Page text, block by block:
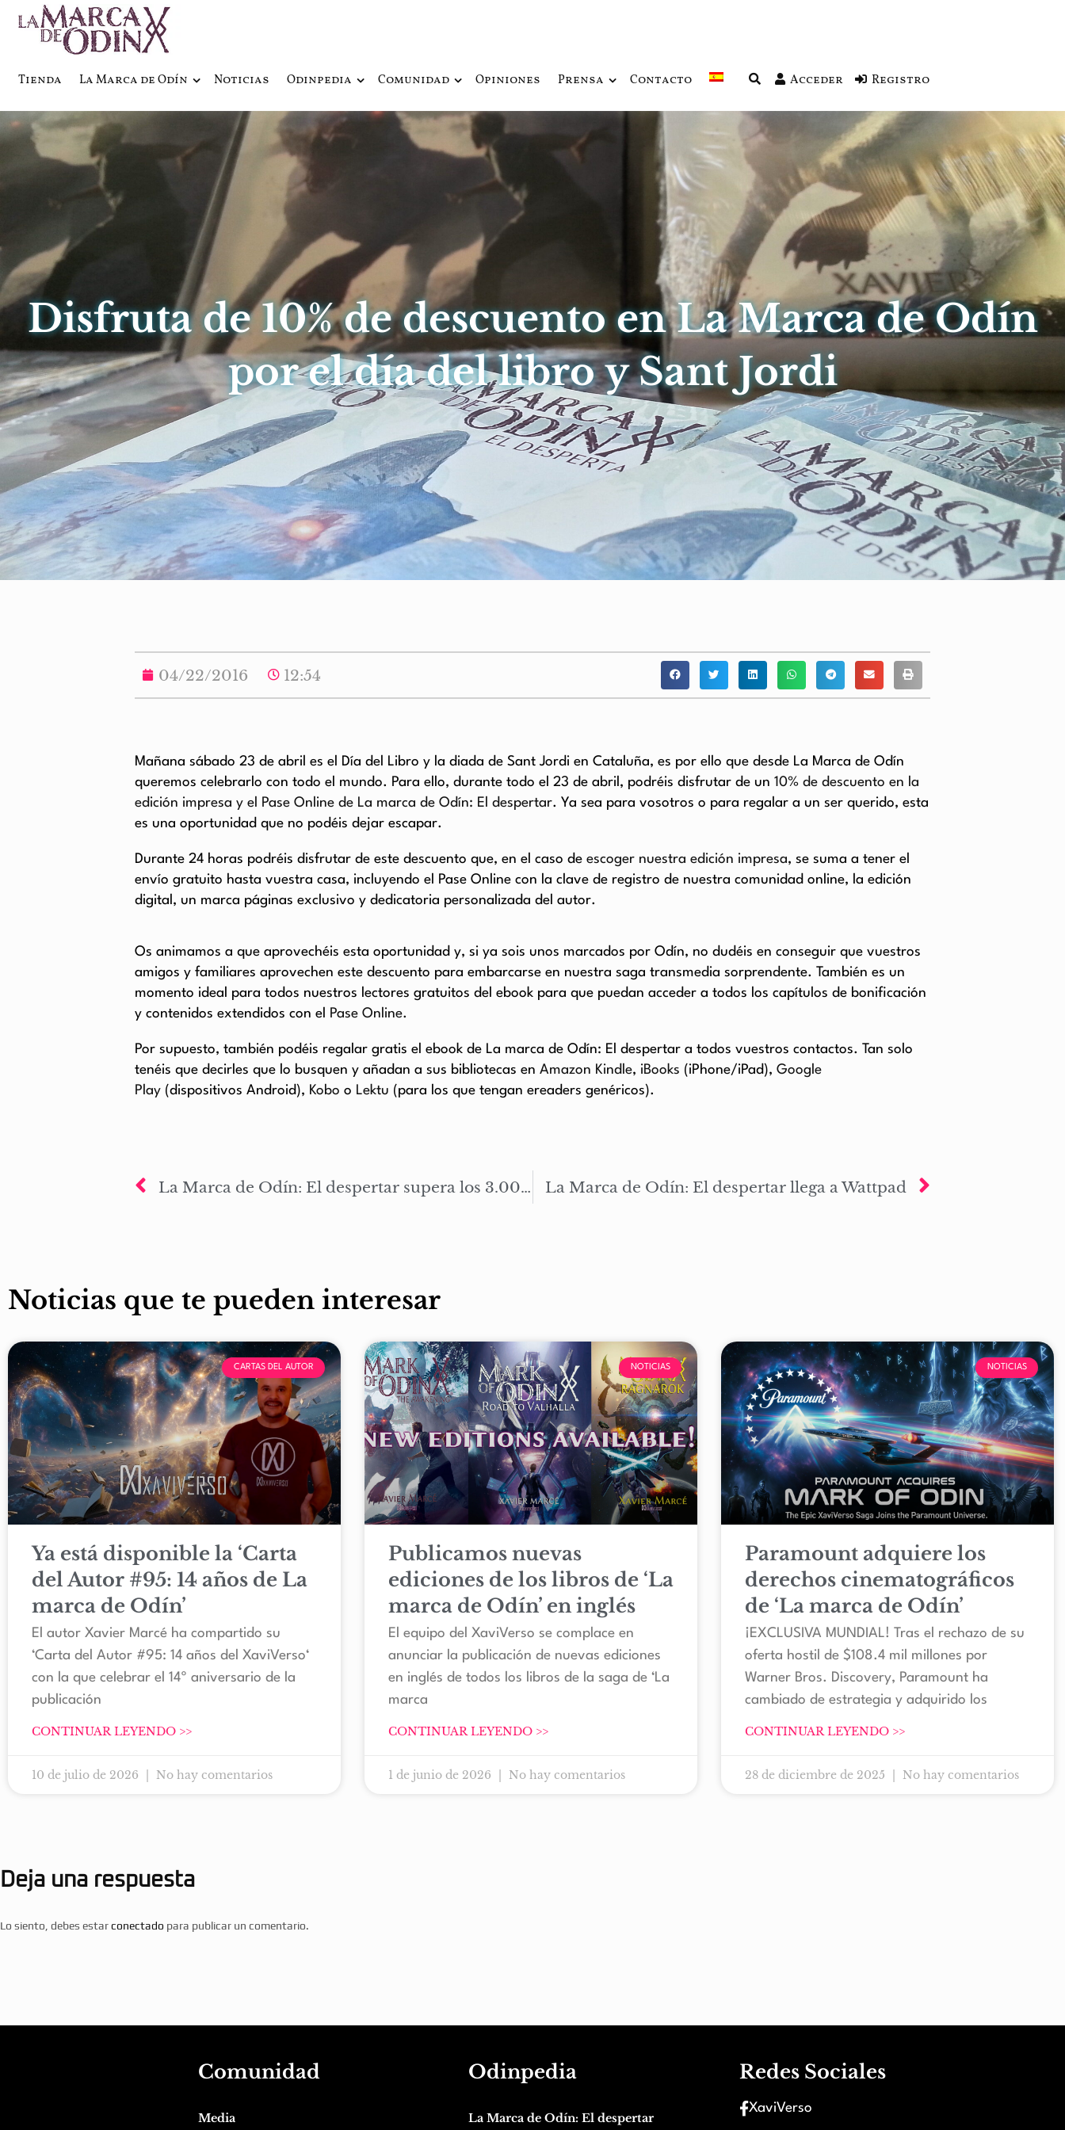
Tienda La Marca de Odín Noticias Odinpedia Comunidad Opiniones Prensa Contacto Acceder Registro
Disfruta de 10% de descuento en La Marca de Odín
por el día del libro y Sant Jordi
04/22/2016 12:54
Mañana sábado 23 de abril es el Día del Libro y la diada de Sant Jordi en Cataluña, es por ello que desde La Marca de Odín
queremos celebrarlo con todo el mundo. Para ello, durante todo el 23 de abril, podréis disfrutar de un 10% de descuento en la
edición impresa y el Pase Online de La marca de Odín: El despertar. Ya sea para vosotros o para regalar a un ser querido, esta
es una oportunidad que no podéis dejar escapar.
Durante 24 horas podréis disfrutar de este descuento que, en el caso de escoger nuestra edición impresa, se suma a tener el
envío gratuito hasta vuestra casa, incluyendo el Pase Online con la clave de registro de nuestra comunidad online, la edición
digital, un marca páginas exclusivo y dedicatoria personalizada del autor.
Os animamos a que aprovechéis esta oportunidad y, si ya sois unos marcados por Odín, no dudéis en conseguir que vuestros
amigos y familiares aprovechen este descuento para embarcarse en nuestra saga transmedia sorprendente. También es un
momento ideal para todos nuestros lectores gratuitos del ebook para que puedan acceder a todos los capítulos de bonificación
y contenidos extendidos con el
Pase Online.
Por supuesto, también podéis regalar gratis el ebook de La marca de Odín: El despertar a todos vuestros contactos. Tan solo
tenéis que decirles que lo busquen y añadan a sus bibliotecas en Amazon Kindle, iBooks (iPhone/iPad), Google
Play (dispositivos Android), Kobo o Lektu (para los que tengan ereaders genéricos).
La Marca de Odín: El despertar supera los 3.000 eBooks vendidos en plataformas digitales La Marca de Odín: El despertar llega a Wattpad
Noticias que te pueden interesar
CARTAS DEL AUTOR
Ya está disponible la ‘Carta
del Autor #95: 14 años de La
marca de Odín’
El autor Xavier Marcé ha compartido su
‘Carta del Autor #95: 14 años del XaviVerso‘
con la que celebrar el 14º aniversario de la
publicación
CONTINUAR LEYENDO >>
10 de julio de 2026 No hay comentarios
NOTICIAS
Publicamos nuevas
ediciones de los libros de ‘La
marca de Odín’ en inglés
El equipo del XaviVerso se complace en
anunciar la publicación de nuevas ediciones
en inglés de todos los libros de la saga de ‘La
marca
CONTINUAR LEYENDO >>
1 de junio de 2026 No hay comentarios
NOTICIAS
Paramount adquiere los
derechos cinematográficos
de ‘La marca de Odín’
¡EXCLUSIVA MUNDIAL! Tras el rechazo de su
oferta hostil de $108.4 mil millones por
Warner Bros. Discovery, Paramount ha
cambiado de estrategia y adquirido los
CONTINUAR LEYENDO >>
28 de diciembre de 2025 No hay comentarios
Deja una respuesta
Lo siento, debes estarconectado para publicar un comentario.
Comunidad
Media
Odinpedia
La Marca de Odín: El despertar
Redes Sociales
XaviVerso